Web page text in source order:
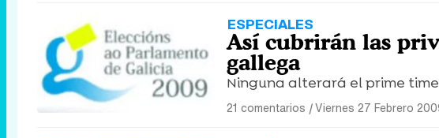
ESPECIALES
Así cubrirán las
gallega
Ninguna alterará el prime time
21 comentarios |Viernes 27 Febrero